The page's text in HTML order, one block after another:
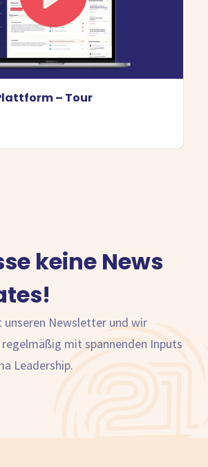
– Tour
keine News
unseren Newsletter und wir
mit spannenden Inputs
Leadership.